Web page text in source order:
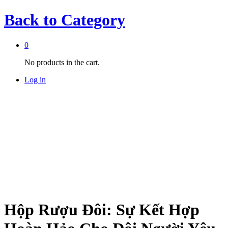
Back to Category
0
No products in the cart.
Log in
Hộp Rượu Đôi: Sự Kết Hợp